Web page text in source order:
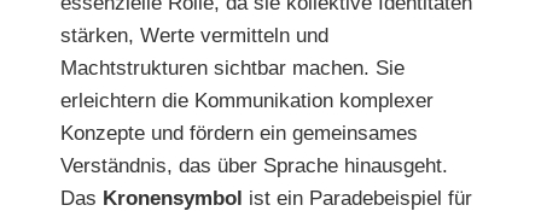
stärken, Werte vermitteln und
Machtstrukturen sichtbar machen. Sie
erleichtern die Kommunikation komplexer
Konzepte und fördern ein gemeinsames
Verständnis, das über Sprache hinausgeht.
Das Kronensymbol ist ein Paradebeispiel für